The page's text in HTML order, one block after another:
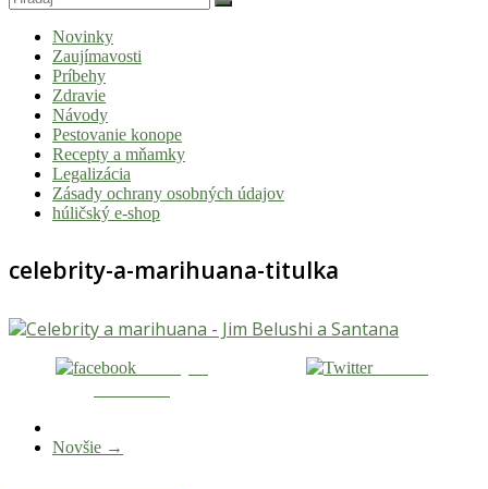
Novinky
Zaujímavosti
Príbehy
Zdravie
Návody
Pestovanie konope
Recepty a mňamky
Legalizácia
Zásady ochrany osobných údajov
húličský e-shop
celebrity-a-marihuana-titulka
Tweetni
Novšie →